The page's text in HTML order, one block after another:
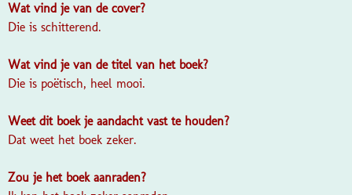
Wat vind je van de cover?
Die is schitterend.
Wat vind je van de titel van het boek?
Die is poëtisch, heel mooi.
Weet dit boek je aandacht vast te houden?
Dat weet het boek zeker.
Zou je het boek aanraden?